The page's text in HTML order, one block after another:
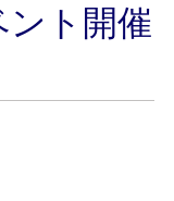
ント開催